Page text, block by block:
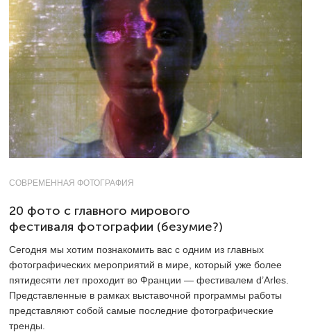
СОВРЕМЕННАЯ ФОТОГРАФИЯ
20 фото с главного мирового
фестиваля фотографии (безумие?)
Сегодня мы хотим познакомить вас с одним из главных
фотографических мероприятий в мире, который уже более
пятидесяти лет проходит во Франции — фестивалем d’Arles.
Представленные в рамках выставочной программы работы
представляют собой самые последние фотографические
тренды.